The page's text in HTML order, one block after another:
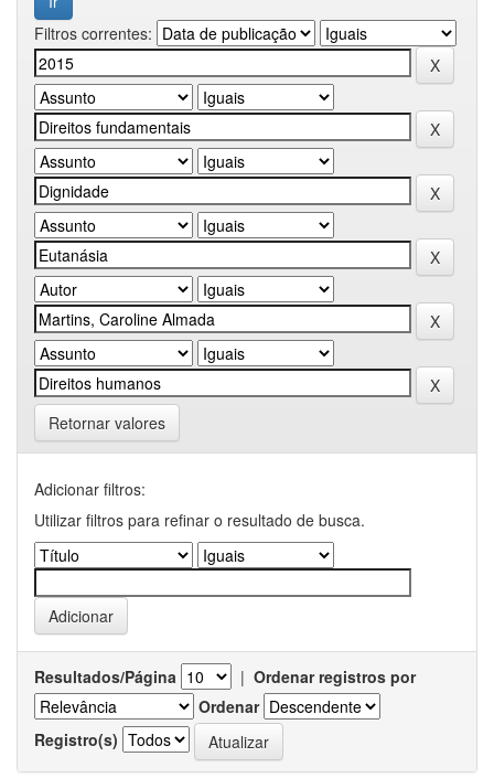
Filtros correntes:
Retornar valores
Adicionar filtros:
Utilizar filtros para refinar o resultado de busca.
Resultados/Página | Ordenar registros por
Ordenar
Registro(s)